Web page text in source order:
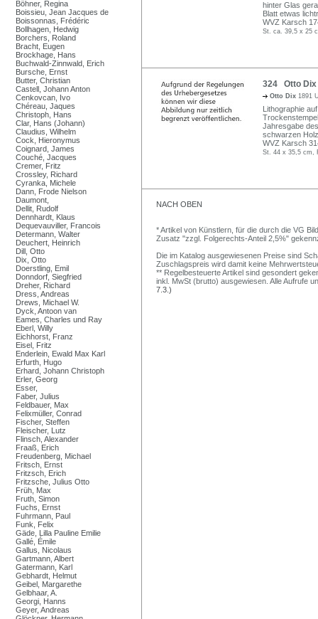
Böhner, Regina
Boissieu, Jean Jacques de
Boissonnas, Frédéric
Bollhagen, Hedwig
Borchers, Roland
Bracht, Eugen
Brockhage, Hans
Buchwald-Zinnwald, Erich
Bursche, Ernst
Butter, Christian
Castell, Johann Anton
Cenkovcan, Ivo
Chéreau, Jaques
Christoph, Hans
Clar, Hans (Johann)
Claudius, Wilhelm
Cock, Hieronymus
Coignard, James
Couché, Jacques
Cremer, Fritz
Crossley, Richard
Cyranka, Michele
Dann, Frode Nielson
Daumont,
Dellit, Rudolf
Dennhardt, Klaus
Dequevauviller, Francois
Determann, Walter
Deuchert, Heinrich
Dill, Otto
Dix, Otto
Doerstling, Emil
Donndorf, Siegfried
Dreher, Richard
Dress, Andreas
Drews, Michael W.
Dyck, Antoon van
Eames, Charles und Ray
Eberl, Willy
Eichhorst, Franz
Eisel, Fritz
Enderlein, Ewald Max Karl
Erfurth, Hugo
Erhard, Johann Christoph
Erler, Georg
Esser,
Faber, Julius
Feldbauer, Max
Felixmüller, Conrad
Fischer, Steffen
Fleischer, Lutz
Flinsch, Alexander
Fraaß, Erich
Freudenberg, Michael
Fritsch, Ernst
Fritzsch, Erich
Fritzsche, Julius Otto
Früh, Max
Fruth, Simon
Fuchs, Ernst
Fuhrmann, Paul
Funk, Felix
Gäde, Lilla Pauline Emilie
Gallé, Émile
Gallus, Nicolaus
Gartmann, Albert
Gatermann, Karl
Gebhardt, Helmut
Geibel, Margarethe
Gelbhaar, A.
Georgi, Hanns
Geyer, Andreas
hinter Glas
Blatt etwas
WVZ Karsch
St. ca. 39,5 x 25
324 Otto Dix
Otto Dix 1891
Lithographie
Jahresgabe
schwarzen
WVZ Karsch
St. 44 x 35,5 cm,
NACH OBEN
* Artikel von Künstlern, für die durch die VG
Zusatz "zzgl. Folgerechts-Anteil 2,5%"
Die im Katalog ausgewiesenen Preise sind
Zuschlagspreis wird damit keine
** Regelbesteuerte Artikel sind gesondert
inkl. MwSt (brutto) ausgewiesen. Alle Aufrufe
7.3.)